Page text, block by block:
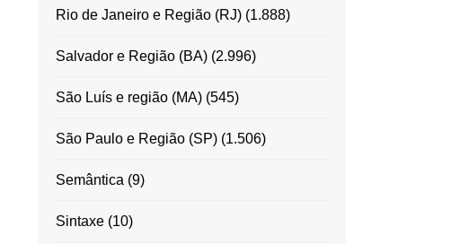
Rio de Janeiro e Região (RJ)(1.888)
Salvador e Região (BA)(2.996)
São Luís e região (MA)(545)
São Paulo e Região (SP)(1.506)
Semântica (9)
Sintaxe(10)